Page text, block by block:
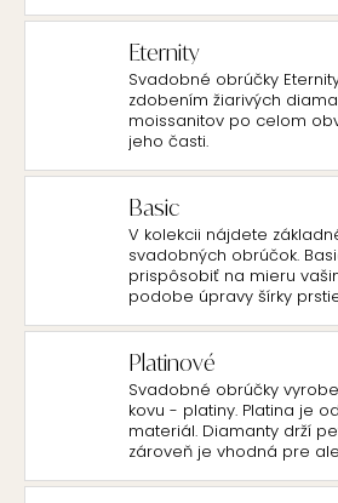
Eternity
Svadobné obrúčky
zdobením žiarivých
moissanitov po celom
jeho časti.
Basic
V kolekcii nájdete
svadobných obrúčok.
prispôsobiť na mieru
podobe úpravy šírky
Platinové
Svadobné obrúčky
kovu - platiny. Platina je
materiál. Diamanty drží
zároveň je vhodná pre